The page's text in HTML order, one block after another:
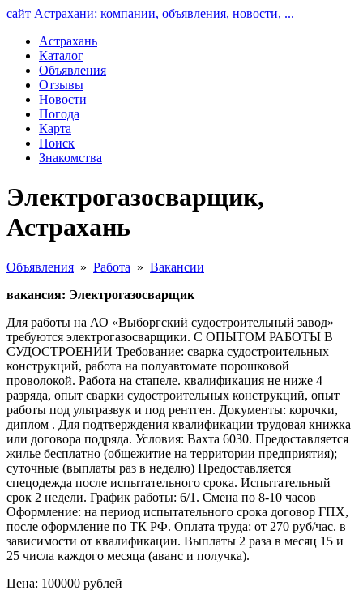
сайт Астрахани: компании, объявления, новости, ...
Астрахань
Каталог
Объявления
Отзывы
Новости
Погода
Карта
Поиск
Знакомства
Электрогазосварщик,
Астрахань
Объявления » Работа » Вакансии
вакансия: Электрогазосварщик
Для работы на АО «Выборгский судостроительный завод»
требуются электрогазосварщики. С ОПЫТОМ РАБОТЫ В
СУДОСТРОЕНИИ Требование: сварка судостроительных
конструкций, работа на полуавтомате порошковой
проволокой. Работа на стапеле. квалификация не ниже 4
разряда, опыт сварки судостроительных конструкций, опыт
работы под ультразвук и под рентген. Документы: корочки,
диплом . Для подтверждения квалификации трудовая книжка
или договора подряда. Условия: Вахта 6030. Предоставляется
жилье бесплатно (общежитие на территории предприятия);
суточные (выплаты раз в неделю) Предоставляется
спецодежда после испытательного срока. Испытательный
срок 2 недели. График работы: 6/1. Смена по 8-10 часов
Оформление: на период испытательного срока договор ГПХ,
после оформление по ТК РФ. Оплата труда: от 270 руб/час. в
зависимости от квалификации. Выплаты 2 раза в месяц 15 и
25 числа каждого месяца (аванс и получка).
Цена: 100000 рублей